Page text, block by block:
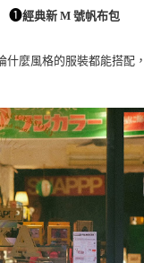
➊經典新 M 號帆布包
什麼風格的服裝都能搭配